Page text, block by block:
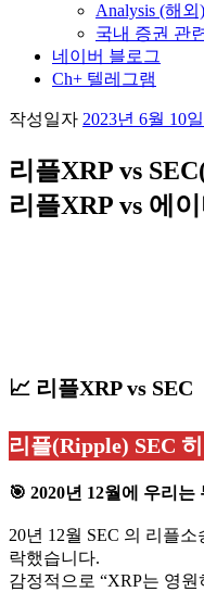
Analysis (해외)
국내 증권 관련
네이버 블로그
Ch+ 텔레그램
작성일자 2023년 6월 10일
리플XRP vs
리플XRP vs 에
📈 리플XRP vs SEC
리플(Ripple) SEC
🎯 2020년 12월에 우리는
20년 12월 SEC 의 리플
락했습니다.
감정적으로 “XRP는 영